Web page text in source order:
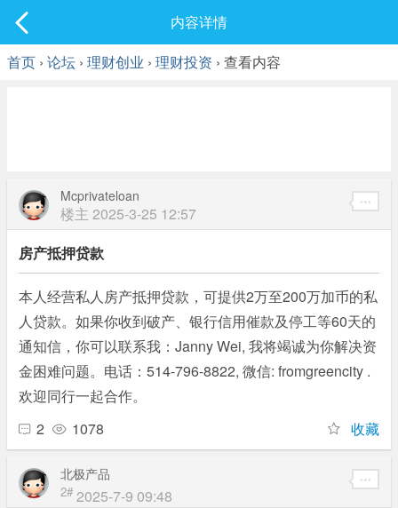
最新发表
内容详情
首页 › 论坛 › 理财创业 › 理财投资 › 查看内容
Mcprivateloan
楼主 2025-3-25 12:57
房产抵押贷款
本人经营私人房产抵押贷款，可提供2万至200万加币的私
人贷款。如果你收到破产、银行信用催款及停工等60天的
通知信，你可以联系我：Janny Wei, 我将竭诚为你解决资
金困难问题。电话：514-796-8822, 微信: fromgreencity .
欢迎同行一起合作。
2
1078 收藏
北极产品
2# 2025-7-9 09:48